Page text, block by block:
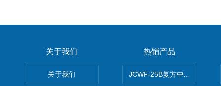
关于我们
关于我们
热销产品
JCWF-25B复方中药材超微粉